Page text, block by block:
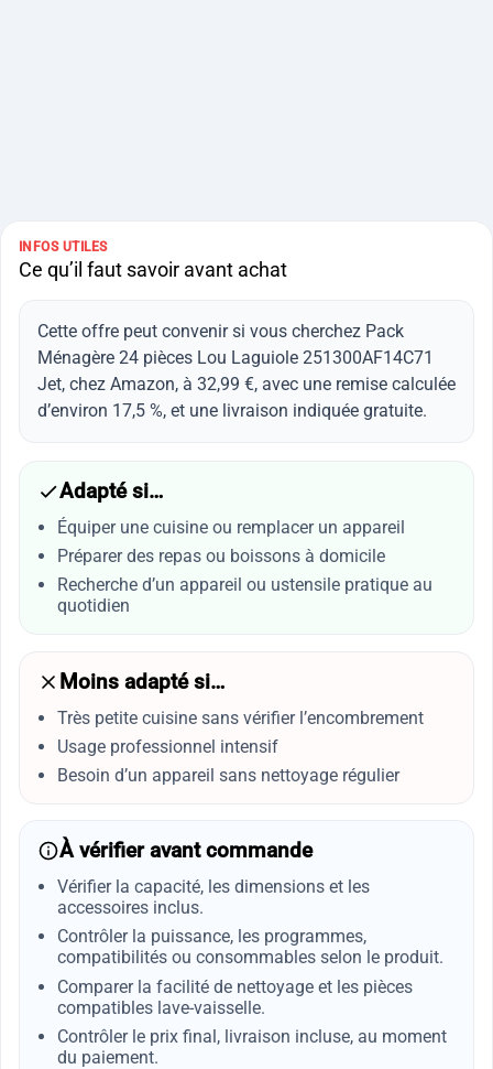
INFOS UTILES
Ce qu’il faut savoir avant achat
Cette offre peut convenir si vous cherchez Pack
Ménagère 24 pièces Lou Laguiole 251300AF14C71
Jet, chez Amazon, à 32,99 €, avec une remise calculée
d’environ 17,5 %, et une livraison indiquée gratuite.
Adapté si…
Équiper une cuisine ou remplacer un appareil
Préparer des repas ou boissons à domicile
Recherche d’un appareil ou ustensile pratique au
quotidien
Moins adapté si…
Très petite cuisine sans vérifier l’encombrement
Usage professionnel intensif
Besoin d’un appareil sans nettoyage régulier
À vérifier avant commande
Vérifier la capacité, les dimensions et les
accessoires inclus.
Contrôler la puissance, les programmes,
compatibilités ou consommables selon le produit.
Comparer la facilité de nettoyage et les pièces
compatibles lave-vaisselle.
Contrôler le prix final, livraison incluse, au moment
du paiement.